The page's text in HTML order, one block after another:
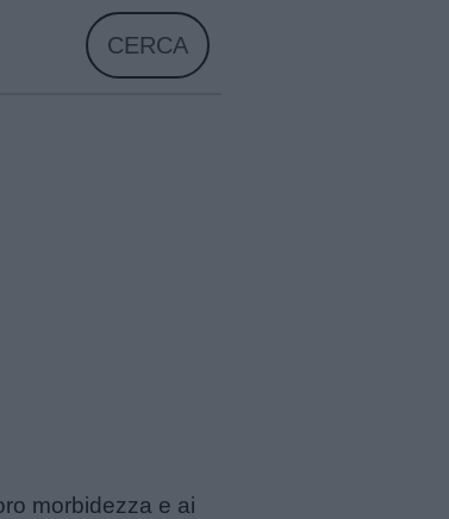
CERCA
morbidezza e ai